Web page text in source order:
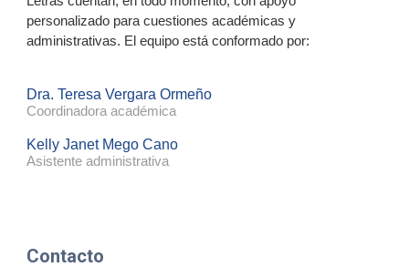
personalizado para cuestiones académicas y
administrativas. El equipo está conformado por:
Dra. Teresa Vergara Ormeño
Coordinadora académica
Kelly Janet Mego Cano
Asistente administrativa
Contacto